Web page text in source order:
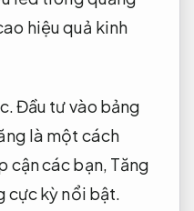
hiệu quả kinh
Đầu tư vào bảng
là một cách
cận các bạn, Tăng
cực kỳ nổi bật.